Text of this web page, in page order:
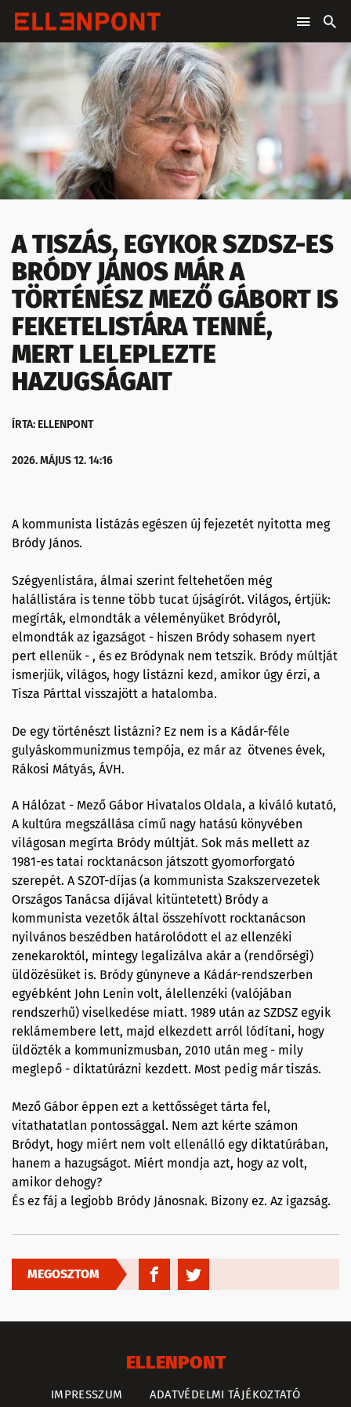
A TISZÁS, EGYKOR SZDSZ-ES
BRÓDY JÁNOS MÁR A
TÖRTÉNÉSZ MEZŐ GÁBORT IS
FEKETELISTÁRA TENNÉ,
MERT LELEPLEZTE
HAZUGSÁGAIT
ÍRTA: ELLENPONT
2026. MÁJUS 12. 14:16
A kommunista listázás egészen új fejezetét nyitotta meg
Bródy János.
Szégyenlistára, álmai szerint feltehetően még
halállistára is tenne több tucat újságírót. Világos, értjük:
megírták, elmondták a véleményüket Bródyról,
elmondták az igazságot - hiszen Bródy sohasem nyert
pert ellenük - , és ez Bródynak nem tetszik. Bródy múltját
ismerjük, világos, hogy listázni kezd, amikor úgy érzi, a
Tisza Párttal visszajött a hatalomba.
De egy történészt listázni? Ez nem is a Kádár-féle
gulyáskommunizmus tempója, ez már az ötvenes évek,
Rákosi Mátyás, ÁVH.
A Hálózat - Mező Gábor Hivatalos Oldala, a kiváló kutató,
A kultúra megszállása című nagy hatású könyvében
világosan megírta Bródy múltját. Sok más mellett az
1981-es tatai rocktanácson játszott gyomorforgató
szerepét. A SZOT-díjas (a kommunista Szakszervezetek
Országos Tanácsa díjával kitüntetett) Bródy a
kommunista vezetők által összehívott rocktanácson
nyilvános beszédben határolódott el az ellenzéki
zenekaroktól, mintegy legalizálva akár a (rendőrségi)
üldözésüket is. Bródy gúnyneve a Kádár-rendszerben
egyébként John Lenin volt, álellenzéki (valójában
rendszerhű) viselkedése miatt. 1989 után az SZDSZ egyik
reklámembere lett, majd elkezdett arról lódítani, hogy
üldözték a kommunizmusban, 2010 után meg - mily
meglepő - diktatúrázni kezdett. Most pedig már tiszás.
Mező Gábor éppen ezt a kettősséget tárta fel,
vitathatatlan pontossággal. Nem azt kérte számon
Bródyt, hogy miért nem volt ellenálló egy diktatúrában,
hanem a hazugságot. Miért mondja azt, hogy az volt,
amikor dehogy?
És ez fáj a legjobb Bródy Jánosnak. Bizony ez. Az igazság.
MEGOSZTOM
ELLENPONT
IMPRESSZUM ADATVÉDELMI TÁJÉKOZTATÓ